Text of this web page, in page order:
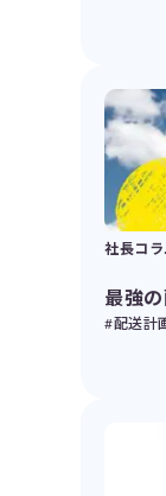
社長コラ
最強
#配送計